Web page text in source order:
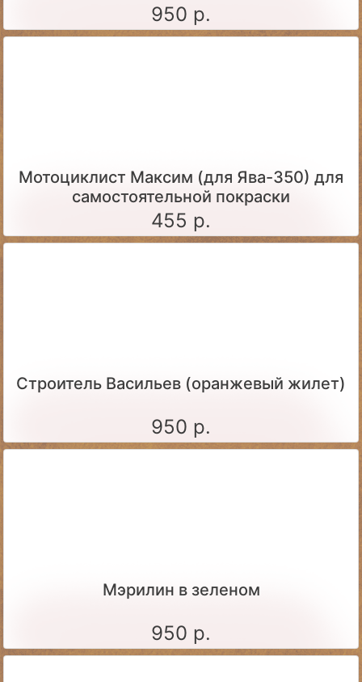
950 р.
Мотоциклист Максим (для Ява-350) для
самостоятельной покраски
455 р.
Строитель Васильев (оранжевый жилет)
950 р.
Мэрилин в зеленом
950 р.